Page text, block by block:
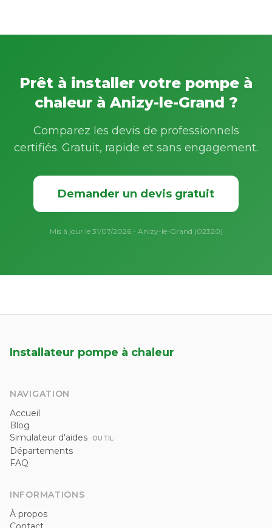
Prêt à installer votre pompe à
chaleur à Anizy-le-Grand ?
Comparez les devis de professionnels
certifiés. Gratuit, rapide et sans engagement.
Demander un devis gratuit
Mis à jour le 31/07/2026 - Anizy-le-Grand (02320)
Installateur pompe à chaleur
NAVIGATION
Accueil
Blog
Simulateur d'aides
OUTIL
Départements
FAQ
INFORMATIONS
À propos